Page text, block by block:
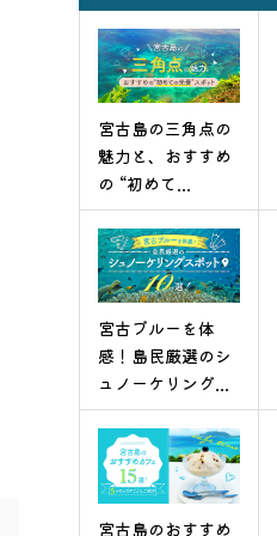
宮古島の三角点の
魅力と、おすすめ
の “初めて...
宮古ブルーを体
感！島民厳選のシ
ュノーケリング...
宮古島のおすすめ